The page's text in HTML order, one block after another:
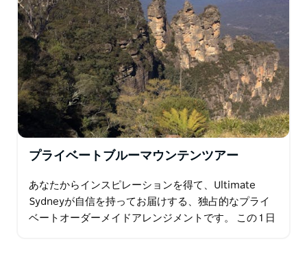
プライベートブルーマウンテンツアー
あなたからインスピレーションを得て、Ultimate
Sydneyが自信を持ってお届けする、独占的なプライ
ベートオーダーメイドアレンジメントです。 この 1 日